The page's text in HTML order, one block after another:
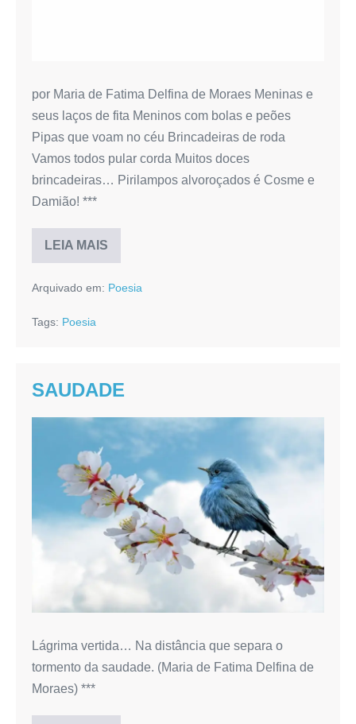
por Maria de Fatima Delfina de Moraes Meninas e
seus laços de fita Meninos com bolas e peões
Pipas que voam no céu Brincadeiras de roda
Vamos todos pular corda Muitos doces
brincadeiras… Pirilampos alvoroçados é Cosme e
Damião! ***
LEIA MAISCRIANÇAS
Arquivado em: Poesia
Tags: Poesia
SAUDADE
SAUDADE
Lágrima vertida… Na distância que separa o
tormento da saudade. (Maria de Fatima Delfina de
Moraes) ***